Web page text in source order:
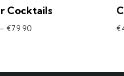
Cocktails
– €79.90 €